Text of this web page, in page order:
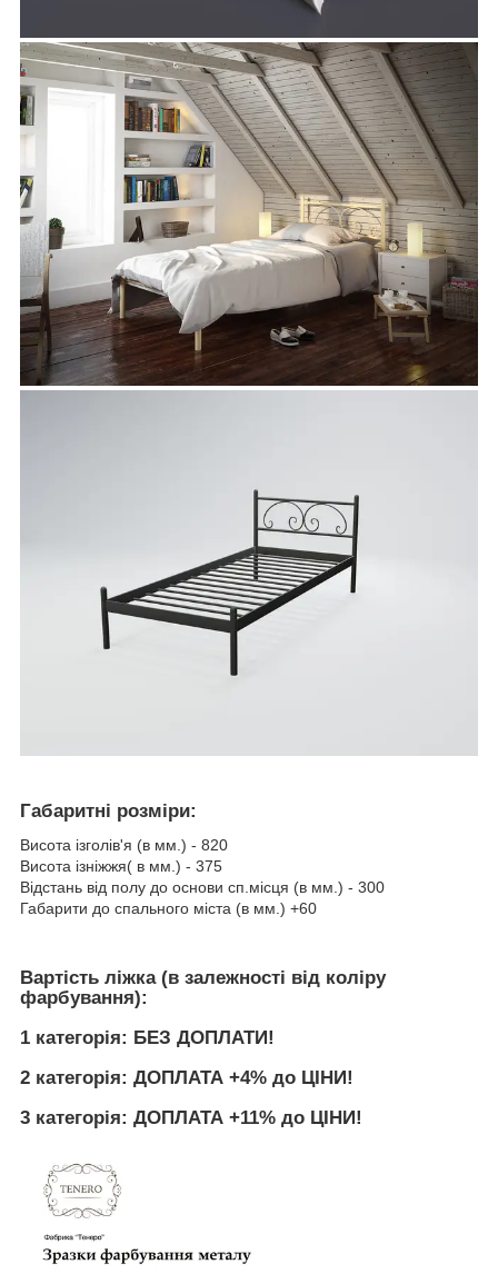
Габаритні розміри:
Висота ізголів'я (в мм.) - 820
Висота ізніжжя( в мм.) - 375
Відстань від полу до основи сп.місця (в мм.) - 300
Габарити до спального міста (в мм.) +60
Вартість ліжка (в залежності від коліру
фарбування):
1 категорія: БЕЗ ДОПЛАТИ!
2 категорія: ДОПЛАТА +4% до ЦІНИ!
3 категорія: ДОПЛАТА +11% до ЦІНИ!